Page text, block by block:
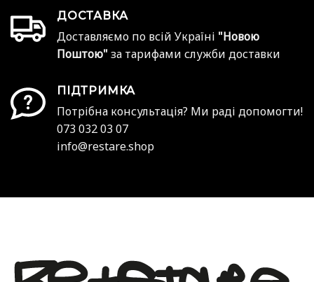
ДОСТАВКА
Доставляємо по всій Україні "Новою
Поштою" за тарифами служби доставки
ПІДТРИМКА
Потрібна консультація? Ми раді допомогти!
073 032 03 07
info@restare.shop